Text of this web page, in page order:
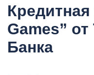
Кредитная
Games”
Банка